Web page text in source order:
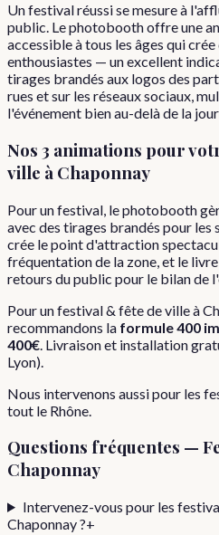
Un festival réussi se mesure à
public. Le photobooth offre une
accessible à tous les âges qui
enthousiastes — un excellent
tirages brandés aux logos des
rues et sur les réseaux sociaux,
l'événement bien au-delà de la
Nos 3 animations pour
ville à Chaponnay
Pour un festival, le photobooth
avec des tirages brandés pour
crée le point d'attraction
fréquentation de la zone, et le
retours du public pour le bilan de
Pourunfestival & fête de villeà
recommandons la formule400
400€ . Livraison et installation
Lyon).
Nous intervenons aussi pour les
tout le Rhône
Questions fréquentes —
Chaponnay
Intervenez-vous pour les
Chaponnay ?+